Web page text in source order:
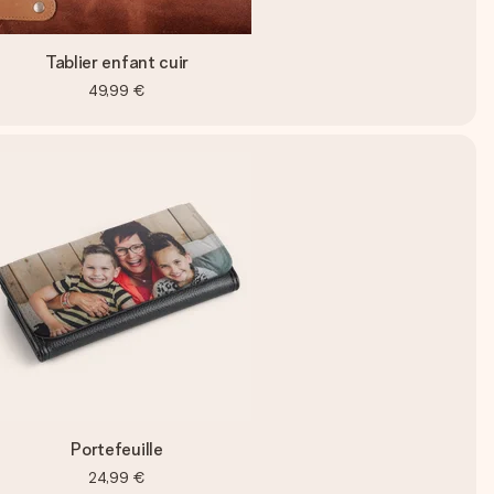
Tablier enfant cuir
49,99 €
Portefeuille
24,99 €